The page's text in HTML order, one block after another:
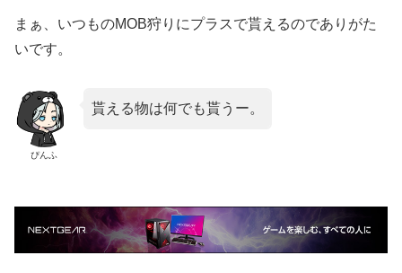
まぁ、いつものMOB狩りにプラスで貰えるのでありがた
いです。
ぴんふ
貰える物は何でも貰うー。